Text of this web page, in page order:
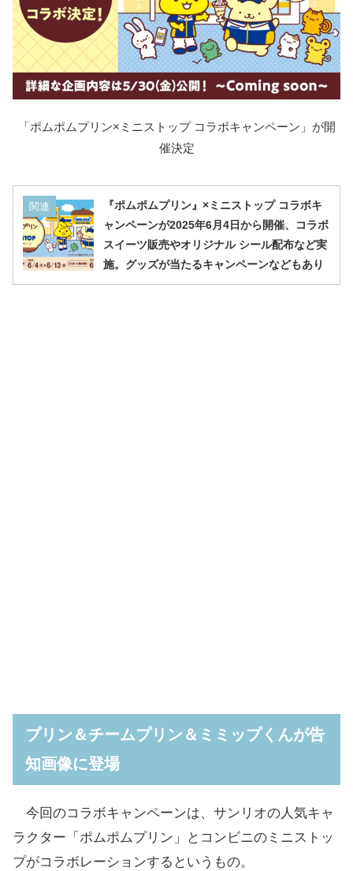
「ポムポムプリン×ミニストップ コラボキャンペーン」が開
催決定
関連
『ポムポムプリン』×ミニストップ コラボキ
ャンペーンが2025年6月4日から開催、コラボ
スイーツ販売やオリジナル シール配布など実
施。グッズが当たるキャンペーンなどもあり
プリン＆チームプリン＆ミミップくんが告
知画像に登場
今回のコラボキャンペーンは、サンリオの人気キャ
ラクター「ポムポムプリン」とコンビニのミニストッ
プがコラボレーションするというもの。